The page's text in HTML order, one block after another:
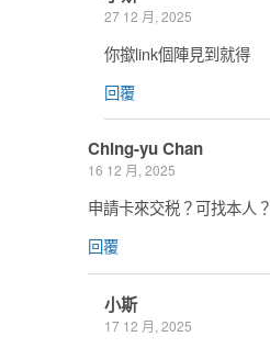
27 12 月, 2025
你撳link個陣見到就得
回覆
Ching-yu Chan
16 12 月, 2025
申請卡來交税？可找本人？
回覆
小斯
17 12 月, 2025